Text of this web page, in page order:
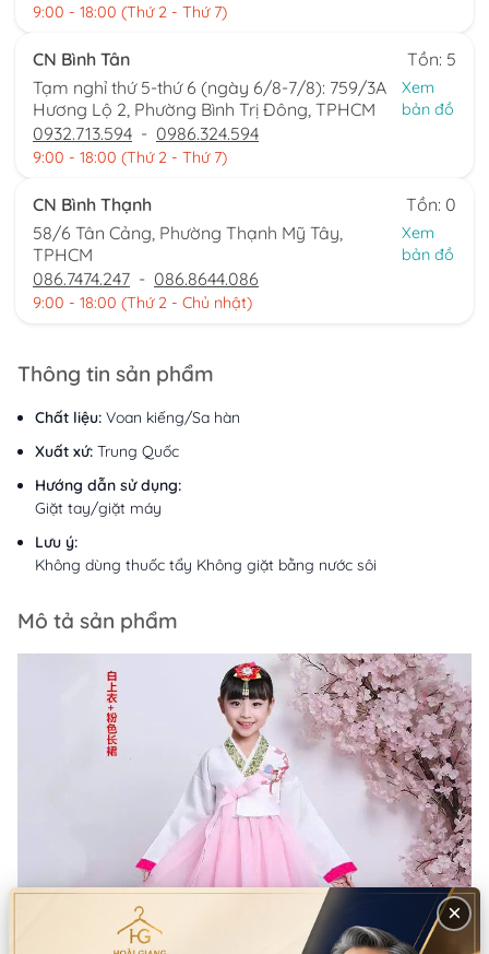
9:00 - 18:00 (Thứ 2 - Thứ 7)
CN Bình Tân
Tồn: 5
Tạm nghỉ thứ 5-thứ 6 (ngày 6/8-7/8): 759/3A
Hương Lộ 2, Phường Bình Trị Đông, TPHCM
Xem
bản đồ
0932.713.594 - 0986.324.594
9:00 - 18:00 (Thứ 2 - Thứ 7)
CN Bình Thạnh
Tồn: 0
58/6 Tân Cảng, Phường Thạnh Mỹ Tây,
TPHCM
Xem
bản đồ
086.7474.247 - 086.8644.086
9:00 - 18:00 (Thứ 2 - Chủ nhật)
Thông tin sản phẩm
Chất liệu: Voan kiếng/Sa hàn
Xuất xứ: Trung Quốc
Hướng dẫn sử dụng:
Giặt tay/giặt máy
Lưu ý:
Không dùng thuốc tẩy Không giặt bằng nước sôi
Mô tả sản phẩm
×